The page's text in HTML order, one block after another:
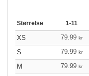
Størrelse 1-11
XS 79.99 kr
S
79.99 kr
M
79.99 kr